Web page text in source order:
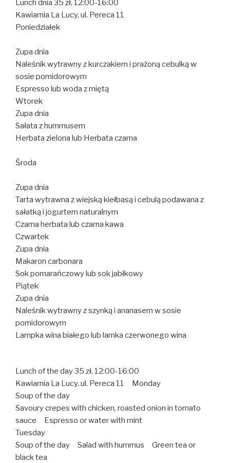
Lunch dnia 35 zł, 12:00-16:00
Kawiarnia La Lucy, ul. Pereca 11
Poniedziałek
Zupa dnia
Naleśnik wytrawny z kurczakiem i prażoną cebulką w
sosie pomidorowym
Espresso lub woda z miętą
Wtorek
Zupa dnia
Sałata z hummusem
Herbata zielona lub Herbata czarna
Środa
Zupa dnia
Tarta wytrawna z wiejską kiełbasą i cebulą podawana z
sałatką i jogurtem naturalnym
Czarna herbata lub czarna kawa
Czwartek
Zupa dnia
Makaron carbonara
Sok pomarańczowy lub sok jabłkowy
Piątek
Zupa dnia
Naleśnik wytrawny z szynką i ananasem w sosie
pomidorowym
Lampka wina białego lub lamka czerwonego wina
Lunch of the day 35 zł, 12:00-16:00
Kawiarnia La Lucy, ul. Pereca 11 Monday
Soup of the day
Savoury crepes with chicken, roasted onion in tomato
sauce Espresso or water with mint
Tuesday
Soup of the day Salad with hummus Green tea or
black tea